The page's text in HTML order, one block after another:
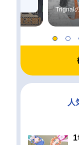
Trignal
人
1